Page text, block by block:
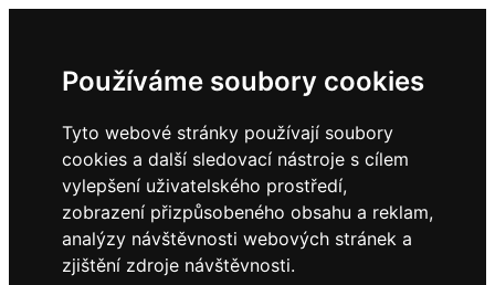
Používáme soubory cookies
Tyto webové stránky používají soubory
cookies a další sledovací nástroje s cílem
vylepšení uživatelského prostředí,
zobrazení přizpůsobeného obsahu a reklam,
analýzy návštěvnosti webových stránek a
zjištění zdroje návštěvnosti.